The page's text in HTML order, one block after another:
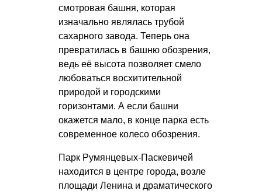
смотровая башня, которая
изначально являлась трубой
сахарного завода. Теперь она
превратилась в башню обозрения,
ведь её высота позволяет смело
любоваться восхитительной
природой и городскими
горизонтами. А если башни
окажется мало, в конце парка есть
современное колесо обозрения.
Парк Румянцевых-Паскевичей
находится в центре города, возле
площади Ленина и драматического